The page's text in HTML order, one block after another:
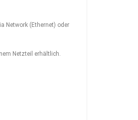
(Ethernet) oder
Netzteil erhältlich.